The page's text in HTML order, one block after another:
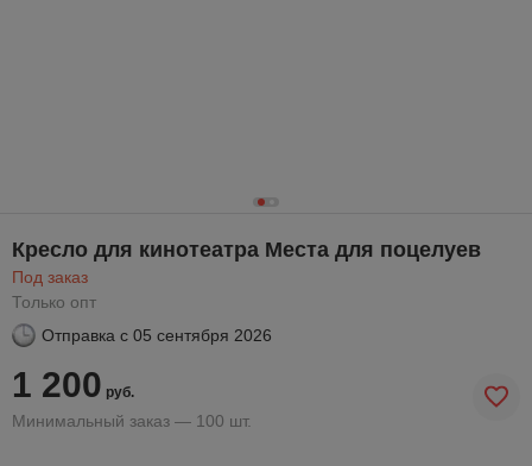
Кресло для кинотеатра Места для поцелуев
Под заказ
Только опт
Отправка с 05 сентября 2026
1 200 руб.
Минимальный заказ — 100 шт.